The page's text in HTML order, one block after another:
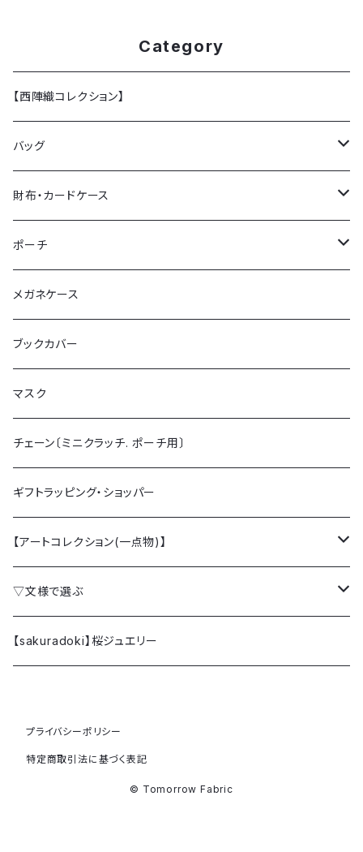
Category
【西陣織コレクション】
バッグ
トートバッグ
ショルダーバッグ
ミニクラッチバッグ
財布・カードケース
ミニ財布 (カードケース)
チェーン付ミニ財布
がま口財布
ポーチ
ポーチL
ポーチS
メガネケース
ブックカバー
マスク
チェーン〔ミニクラッチ. ポーチ用〕
ギフトラッピング・ショッパー
【アートコレクション(一点物)】
クラッチバッグ
ミニクラッチバッグ
ファブリックパネル (額縁)
▽文様で選ぶ
桜 SAKURA
椿 TSUBAKI
【sakuradoki】桜ジュエリー
プライバシーポリシー
特定商取引法に基づく表記
© Tomorrow Fabric